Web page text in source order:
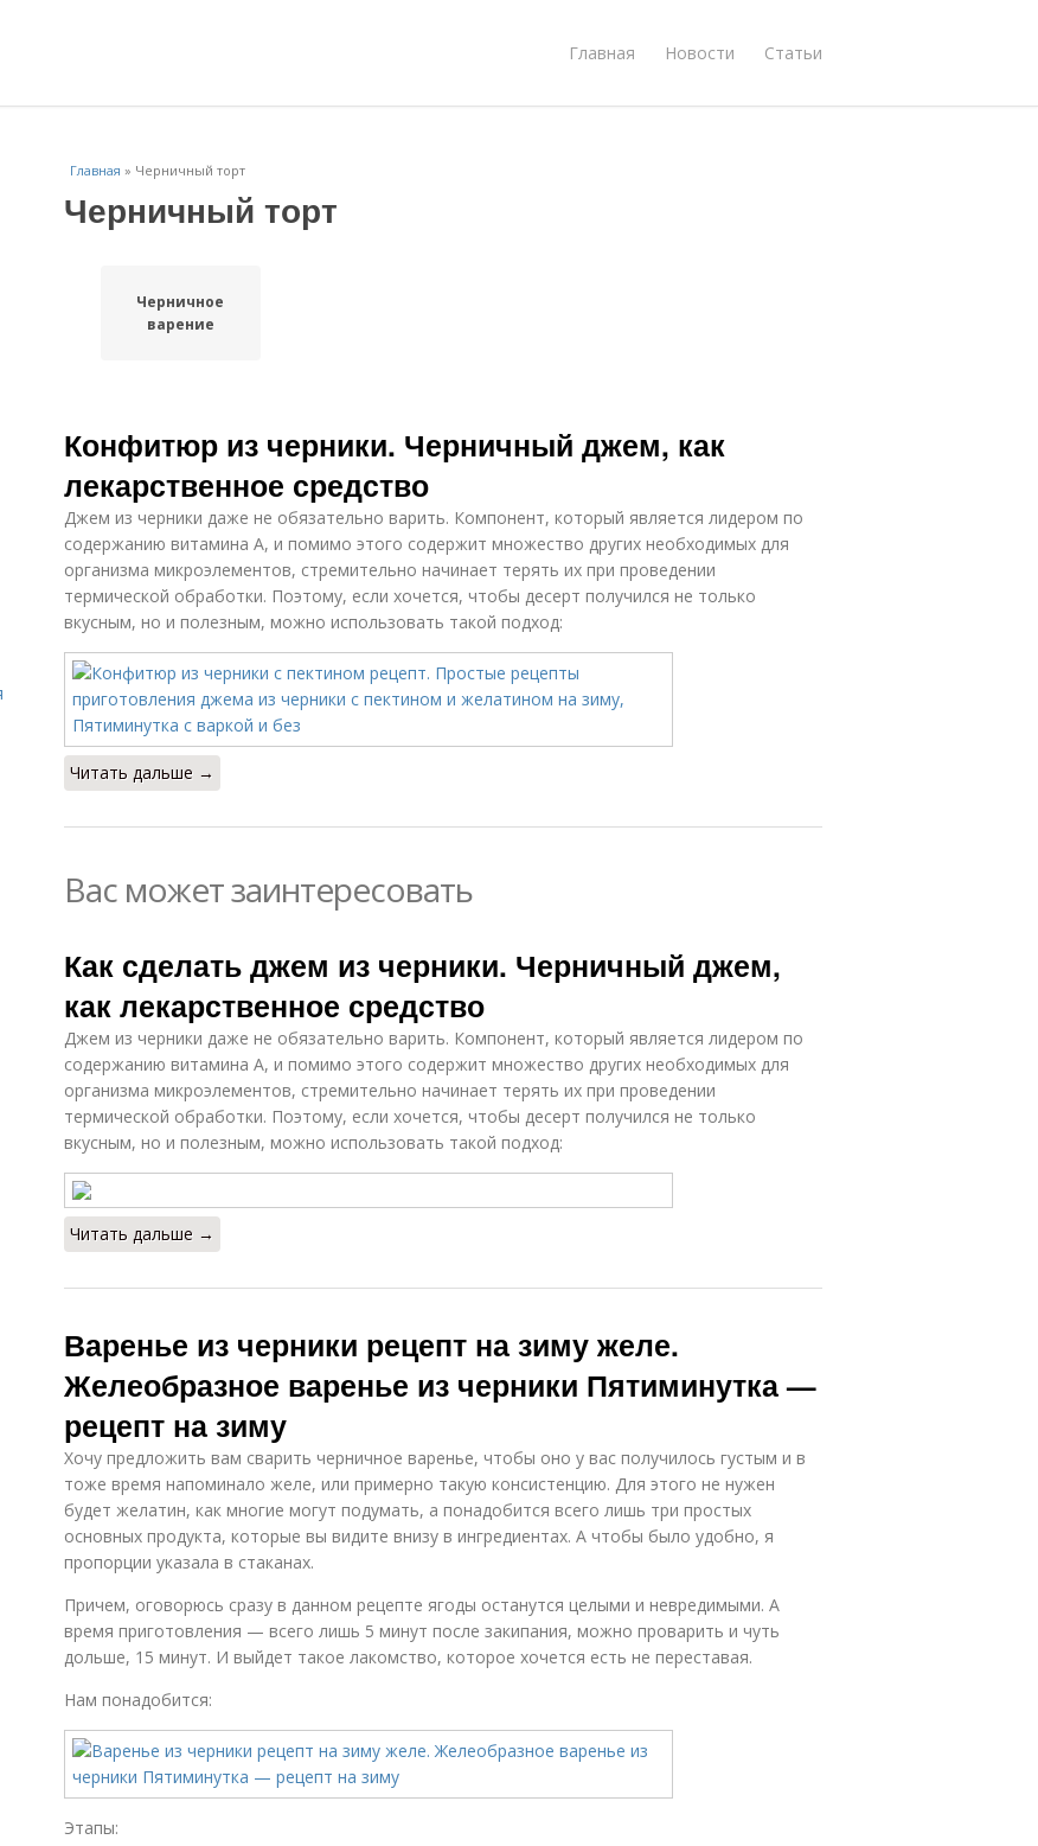
Главная Новости Статьи
Главная » Черничный торт
Черничный торт
Черничное
варение
Конфитюр из черники. Черничный джем, как
лекарственное средство
Джем из черники даже не обязательно варить. Компонент, который является лидером по
содержанию витамина А, и помимо этого содержит множество других необходимых для
организма микроэлементов, стремительно начинает терять их при проведении
термической обработки. Поэтому, если хочется, чтобы десерт получился не только
вкусным, но и полезным, можно использовать такой подход:
Читать дальше →
Вас может заинтересовать
Как сделать джем из черники. Черничный джем,
как лекарственное средство
Джем из черники даже не обязательно варить. Компонент, который является лидером по
содержанию витамина А, и помимо этого содержит множество других необходимых для
организма микроэлементов, стремительно начинает терять их при проведении
термической обработки. Поэтому, если хочется, чтобы десерт получился не только
вкусным, но и полезным, можно использовать такой подход:
Читать дальше →
Варенье из черники рецепт на зиму желе.
Желеобразное варенье из черники Пятиминутка —
рецепт на зиму
Хочу предложить вам сварить черничное варенье, чтобы оно у вас получилось густым и в
тоже время напоминало желе, или примерно такую консистенцию. Для этого не нужен
будет желатин, как многие могут подумать, а понадобится всего лишь три простых
основных продукта, которые вы видите внизу в ингредиентах. А чтобы было удобно, я
пропорции указала в стаканах.
Причем, оговорюсь сразу в данном рецепте ягоды останутся целыми и невредимыми. А
время приготовления — всего лишь 5 минут после закипания, можно проварить и чуть
дольше, 15 минут. И выйдет такое лакомство, которое хочется есть не переставая.
Нам понадобится:
Этапы: